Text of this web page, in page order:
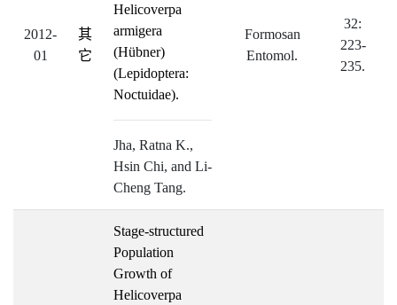
2012-
01
其
它
Helicoverpa
armigera
(Hübner)
(Lepidoptera:
Noctuidae).
Jha, Ratna K.,
Hsin Chi, and Li-
Cheng Tang.
Formosan
Entomol.
32:
223-
235.
Stage-structured
Population
Growth of
Helicoverpa